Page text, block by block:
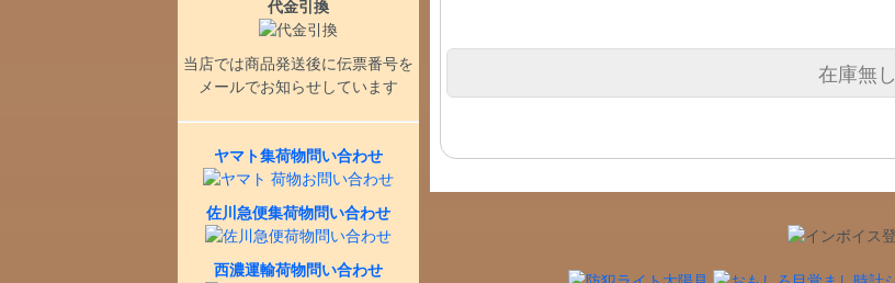
在庫無し
代金引換
当店では商品発送後に伝票番号を
メールでお知らせしています
ヤマト集荷物問い合わせ
佐川急便集荷物問い合わせ
西濃運輸荷物問い合わせ